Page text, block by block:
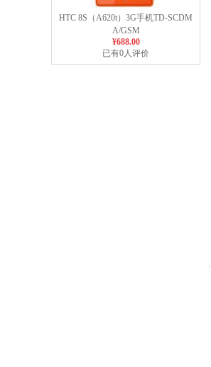
HTC 8S（A620t）3G手机TD-SCDM
A/GSM
¥688.00
已有0人评价